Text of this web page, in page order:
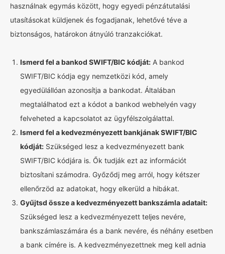
használnak egymás között, hogy egyedi pénzátutalási
utasításokat küldjenek és fogadjanak, lehetővé téve a
biztonságos, határokon átnyúló tranzakciókat.
Ismerd fel a bankod SWIFT/BIC kódját: A bankod
SWIFT/BIC kódja egy nemzetközi kód, amely
egyedülállóan azonosítja a bankodat. Általában
megtalálhatod ezt a kódot a bankod webhelyén vagy
felveheted a kapcsolatot az ügyfélszolgálattal.
Ismerd fel a kedvezményezett bankjának SWIFT/BIC
kódját: Szükséged lesz a kedvezményezett bank
SWIFT/BIC kódjára is. Ők tudják ezt az információt
biztosítani számodra. Győződj meg arról, hogy kétszer
ellenőrzöd az adatokat, hogy elkerüld a hibákat.
Gyűjtsd össze a kedvezményezett bankszámla adatait:
Szükséged lesz a kedvezményezett teljes nevére,
bankszámlaszámára és a bank nevére, és néhány esetben
a bank címére is. A kedvezményezettnek meg kell adnia